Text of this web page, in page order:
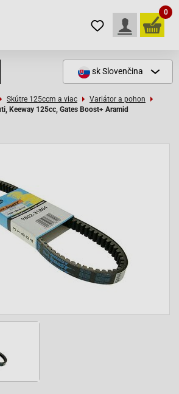
0
skSlovenčina
Skútre 125ccm a viac
Variátor a pohon
Keeway 125cc, Gates Boost+ Aramid